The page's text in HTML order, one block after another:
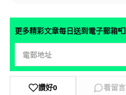
更多精彩文章每日送到電子郵箱📮
讚好0 看留言